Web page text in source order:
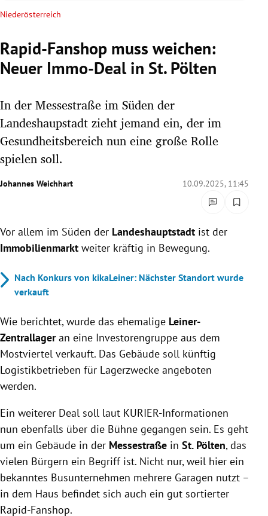
Untermenü
Untermenü
Untermenü
Untermenü
Untermenü
Untermenü
Untermenü
Untermenü
Niederösterreich
Rapid-Fanshop muss weichen:
Neuer Immo-Deal in St. Pölten
In der Messestraße im Süden der
Landeshaupstadt zieht jemand ein, der im
Gesundheitsbereich nun eine große Rolle
spielen soll.
Johannes Weichhart 10.09.2025, 11:45
Vor allem im Süden der Landeshauptstadt ist der
Immobilienmarkt weiter kräftig in Bewegung.
Nach Konkurs von kikaLeiner: Nächster Standort wurde
verkauft
Wie berichtet, wurde das ehemalige Leiner-
Zentrallageran eine Investorengruppe aus dem
Mostviertel verkauft. Das Gebäude soll künftig
Logistikbetrieben für Lagerzwecke angeboten
werden.
Ein weiterer Deal soll laut KURIER-Informationen
nun ebenfalls über die Bühne gegangen sein. Es geht
um ein Gebäude in der Messestraße in St. Pölten, das
vielen Bürgern ein Begriff ist. Nicht nur, weil hier ein
bekanntes Busunternehmen mehrere Garagen nutzt –
in dem Haus befindet sich auch ein gut sortierter
Rapid-Fanshop.